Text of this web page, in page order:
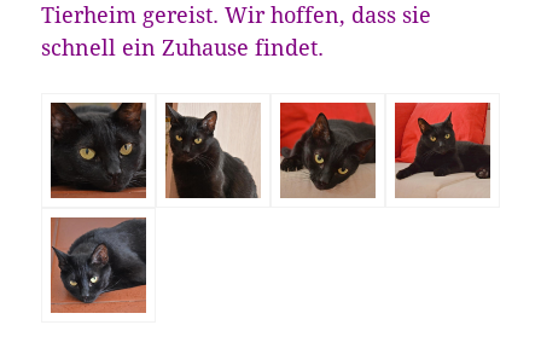
Tierheim gereist. Wir hoffen, dass sie
schnell ein Zuhause findet.